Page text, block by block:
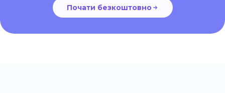
Почати безкоштовно